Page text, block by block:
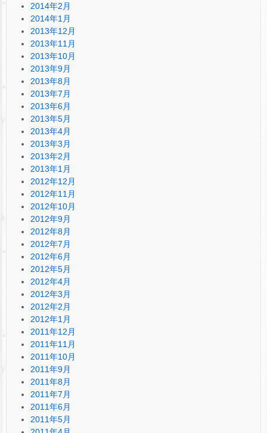
2014年2月
2014年1月
2013年12月
2013年11月
2013年10月
2013年9月
2013年8月
2013年7月
2013年6月
2013年5月
2013年4月
2013年3月
2013年2月
2013年1月
2012年12月
2012年11月
2012年10月
2012年9月
2012年8月
2012年7月
2012年6月
2012年5月
2012年4月
2012年3月
2012年2月
2012年1月
2011年12月
2011年11月
2011年10月
2011年9月
2011年8月
2011年7月
2011年6月
2011年5月